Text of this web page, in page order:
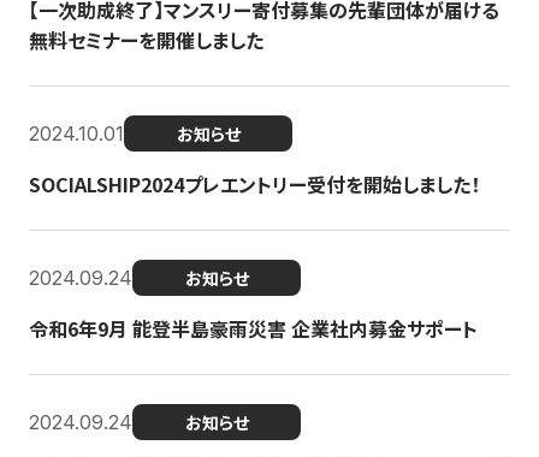
【一次助成終了】マンスリー寄付募集の先輩団体が届ける
無料セミナーを開催しました
2024.10.01 お知らせ
SOCIALSHIP2024プレエントリー受付を開始しました！
2024.09.24 お知らせ
令和6年9月 能登半島豪雨災害 企業社内募金サポート
2024.09.24 お知らせ